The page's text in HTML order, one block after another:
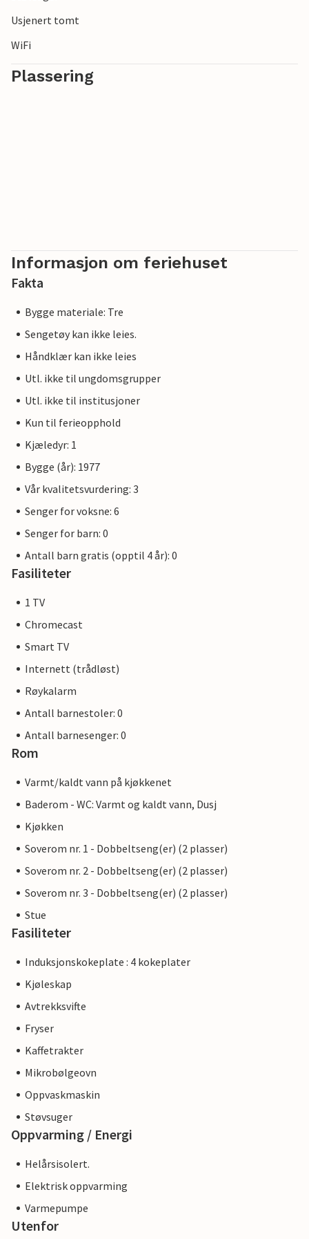
Usjenert tomt
WiFi
Plassering
Informasjon om feriehuset
Fakta
Bygge materiale: Tre
Sengetøy kan ikke leies.
Håndklær kan ikke leies
Utl. ikke til ungdomsgrupper
Utl. ikke til institusjoner
Kun til ferieopphold
Kjæledyr: 1
Bygge (år): 1977
Vår kvalitetsvurdering: 3
Senger for voksne: 6
Senger for barn: 0
Antall barn gratis (opptil 4 år): 0
Fasiliteter
1 TV
Chromecast
Smart TV
Internett (trådløst)
Røykalarm
Antall barnestoler: 0
Antall barnesenger: 0
Rom
Varmt/kaldt vann på kjøkkenet
Baderom - WC: Varmt og kaldt vann, Dusj
Kjøkken
Soverom nr. 1 - Dobbeltseng(er) (2 plasser)
Soverom nr. 2 - Dobbeltseng(er) (2 plasser)
Soverom nr. 3 - Dobbeltseng(er) (2 plasser)
Stue
Fasiliteter
Induksjonskokeplate : 4 kokeplater
Kjøleskap
Avtrekksvifte
Fryser
Kaffetrakter
Mikrobølgeovn
Oppvaskmaskin
Støvsuger
Oppvarming / Energi
Helårsisolert.
Elektrisk oppvarming
Varmepumpe
Utenfor